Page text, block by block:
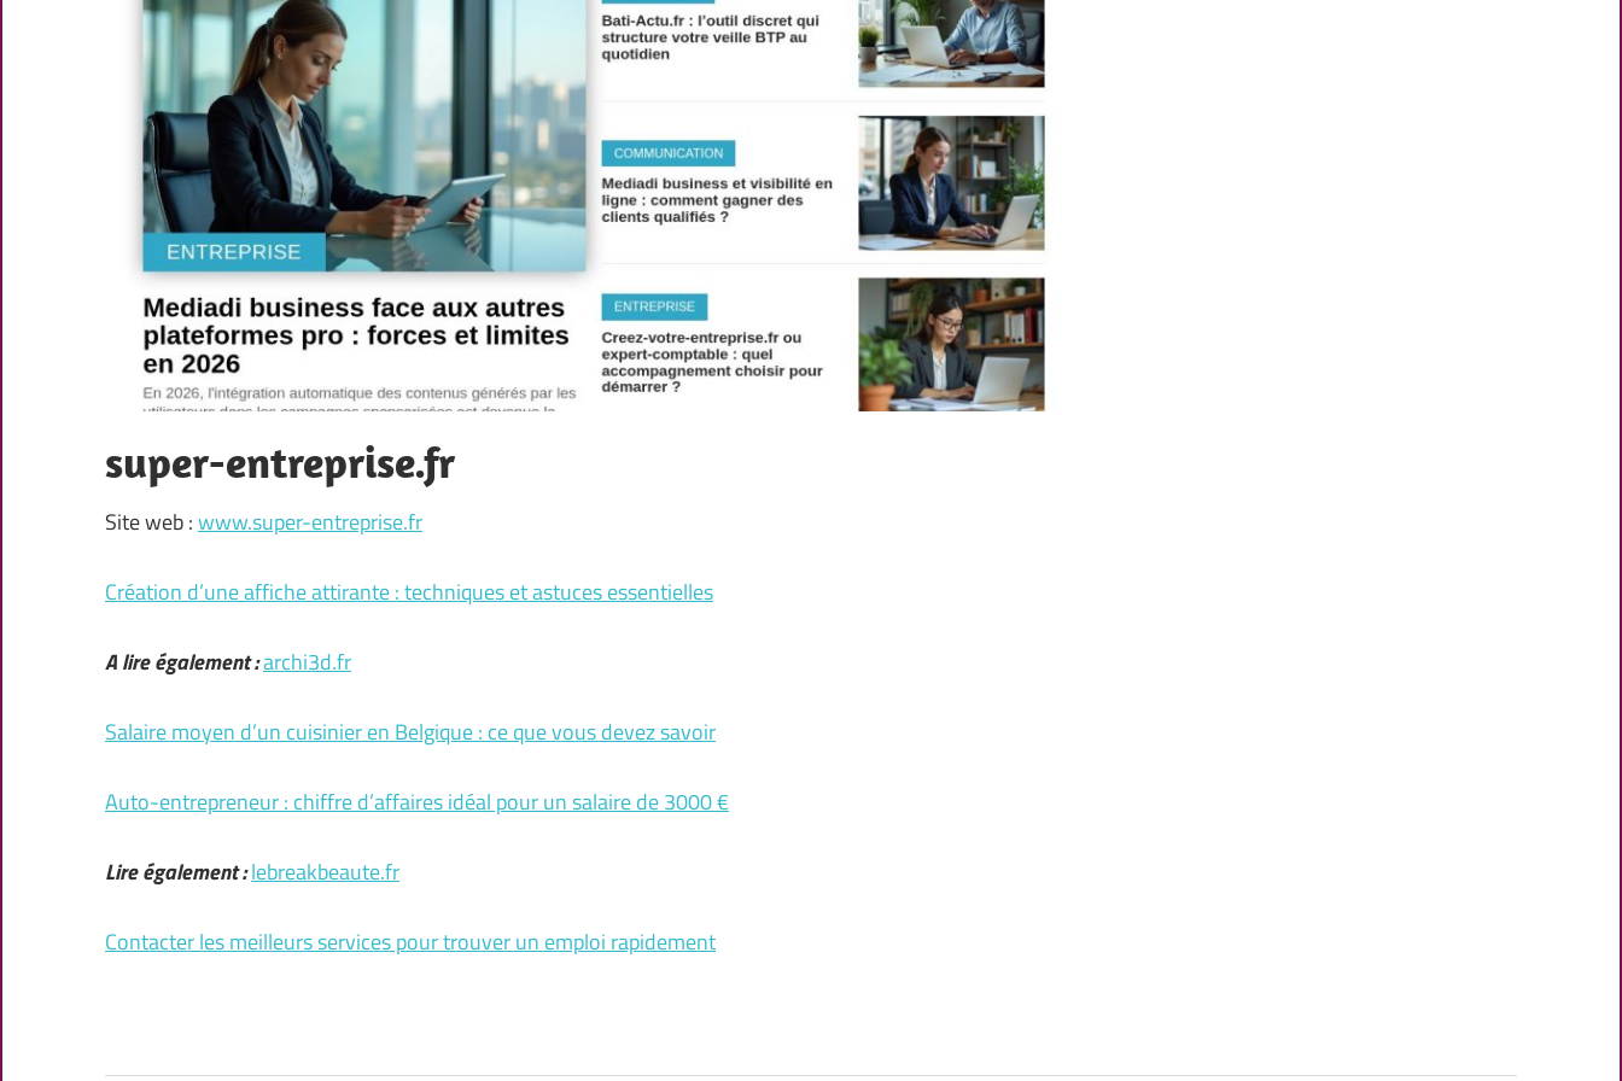
super-entreprise.fr
Site web :www.super-entreprise.fr
Création d’une affiche attirante : techniques et astuces essentielles
A lire également :archi3d.fr
Salaire moyen d’un cuisinier en Belgique : ce que vous devez savoir
Auto-entrepreneur : chiffre d’affaires idéal pour un salaire de 3000 €
Lire également :lebreakbeaute.fr
Contacter les meilleurs services pour trouver un emploi rapidement